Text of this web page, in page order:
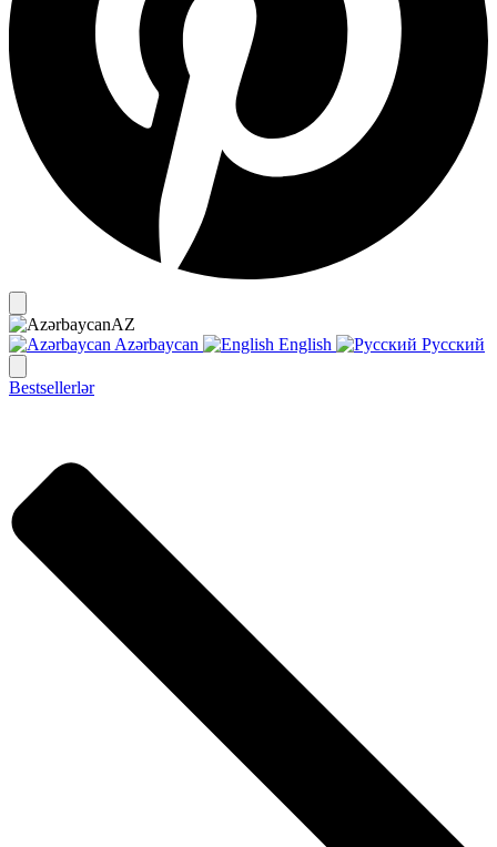
AZ
Azərbaycan
English Русский
Bestsellerlər